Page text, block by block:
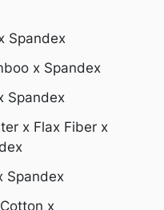
Spandex
x Spandex
Spandex
x Flax Fiber x
Spandex
x